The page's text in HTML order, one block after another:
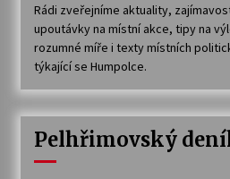
Rádi zveřejníme aktuality,
upoutávky na místní akce, tipy na
rozumné míře i texty místních
týkající se Humpolce.
Pelhřimovský